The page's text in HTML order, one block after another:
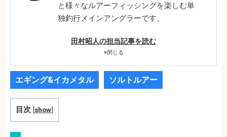
と様々なルアーフィッシングを楽しむ単
独釣行メインアングラーです。
田村昭人の担当記事を読む
×閉じる
エギング&イカメタル ソルトルアー
目次 [show]